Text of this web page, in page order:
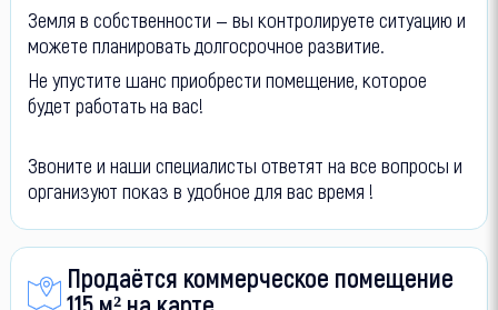
Земля в собственности — вы контролируете ситуацию и
можете планировать долгосрочное развитие.
Не упустите шанс приобрести помещение, которое
будет работать на вас!
Звоните и наши специалисты ответят на все вопросы и
организуют показ в удобное для вас время !
Продаётся коммерческое помещение